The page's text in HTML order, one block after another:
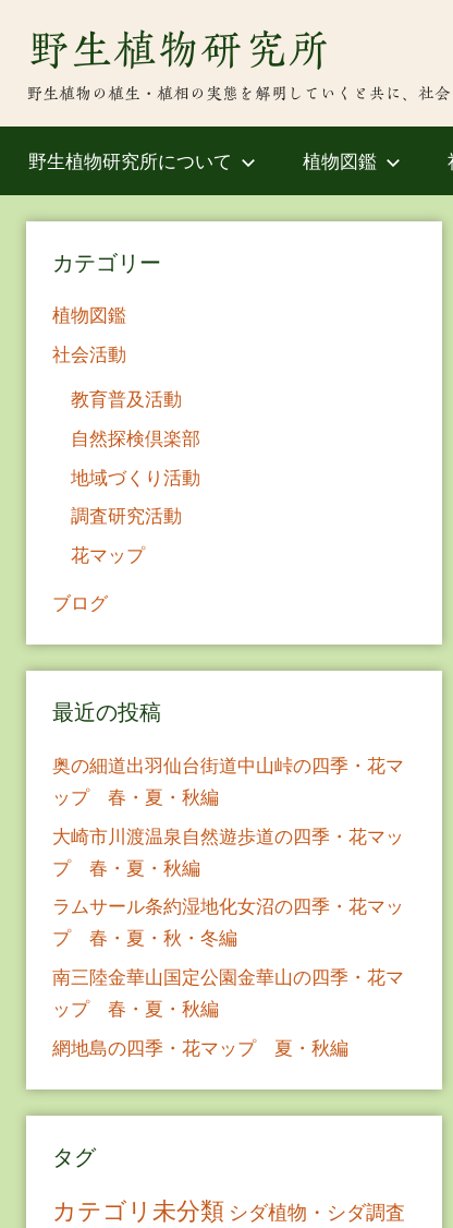
野生植物研究所
野生植物の植生・植相の実態を解明していくと共に、社
野生植物研究所について 植物図鑑
カテゴリー
植物図鑑
社会活動
教育普及活動
自然探検倶楽部
地域づくり活動
調査研究活動
花マップ
ブログ
最近の投稿
奥の細道出羽仙台街道中山峠の四季・花マ
ップ 春・夏・秋編
大崎市川渡温泉自然遊歩道の四季・花マッ
プ 春・夏・秋編
ラムサール条約湿地化女沼の四季・花マッ
プ 春・夏・秋・冬編
南三陸金華山国定公園金華山の四季・花マ
ップ 春・夏・秋編
網地島の四季・花マップ 夏・秋編
タグ
カテゴリ未分類 シダ植物・シダ調査